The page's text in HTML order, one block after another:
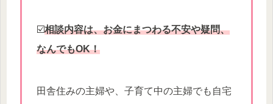
☑️相談内容は、お金にまつわる不安や疑問、
なんでもOK！
田舎住みの主婦や、子育て中の主婦でも自宅